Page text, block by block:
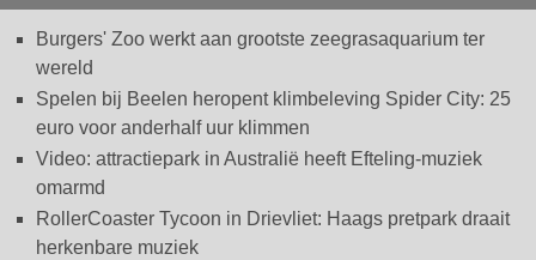
Burgers' Zoo werkt aan grootste zeegrasaquarium ter
wereld
Spelen bij Beelen heropent klimbeleving Spider City: 25
euro voor anderhalf uur klimmen
Video: attractiepark in Australië heeft Efteling-muziek
omarmd
RollerCoaster Tycoon in Drievliet: Haags pretpark draait
herkenbare muziek